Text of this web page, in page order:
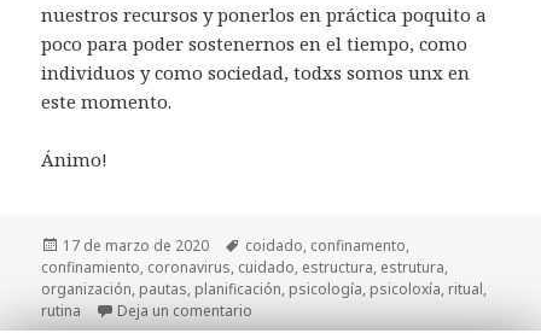
nuestros recursos y ponerlos en práctica poquito a
poco para poder sostenernos en el tiempo, como
individuos y como sociedad, todxs somos unx en
este momento.
Ánimo!
Publicado
el
17 de marzo de 2020 Etiquetas
coidado, confinamento,
confinamiento, coronavirus, cuidado, estructura, estrutura,
organización,pautas,planificación,psicología,psicoloxía,ritual,
rutina
Deja un comentario